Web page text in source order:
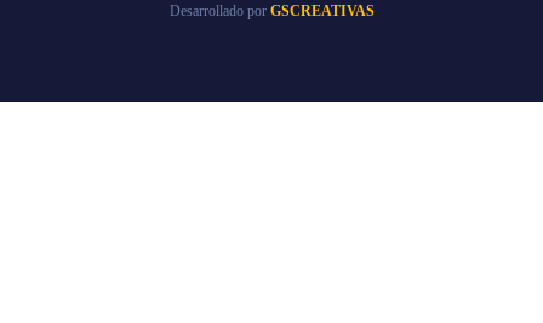
Desarrollado por GSCREATIVAS